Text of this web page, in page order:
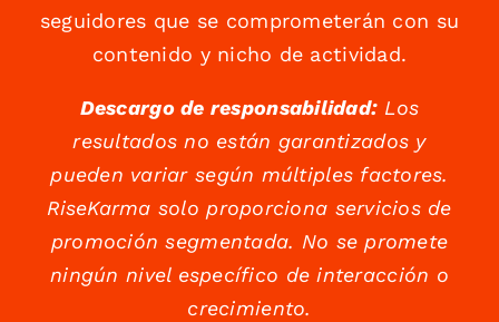
seguidores que se comprometerán con su
contenido y nicho de actividad.
Descargo de responsabilidad:Los
resultados no están garantizados y
pueden variar según múltiples factores.
RiseKarma solo proporciona servicios de
promoción segmentada. No se promete
ningún nivel específico de interacción o
crecimiento.